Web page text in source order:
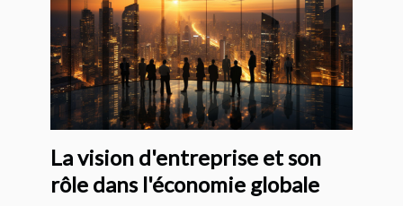
La vision d'entreprise et son
rôle dans l'économie globale